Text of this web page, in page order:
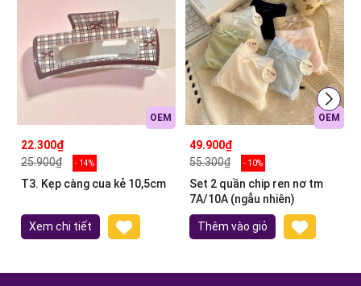
OEM
22.300₫
25.900₫
- 14%
T3. Kẹp càng cua kẻ 10,5cm
Xem chi tiết
OEM
49.900₫
55.300₫
- 10%
Set 2 quần chip ren nơ tm
7A/10A (ngẫu nhiên)
Thêm vào giỏ